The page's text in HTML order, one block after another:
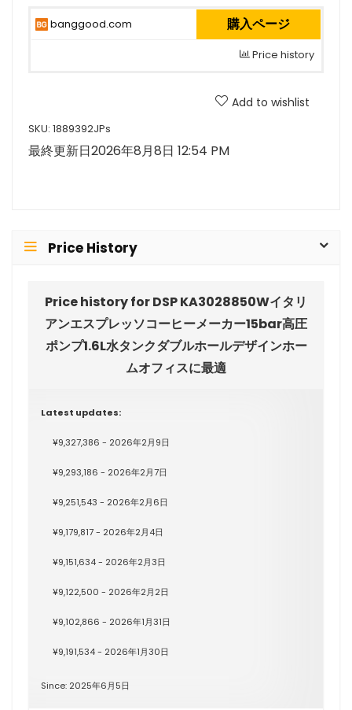
banggood.com 購入ページ
Price history
Add to wishlist
SKU: 1889392JPs
最終更新日2026年8月8日 12:54 PM
Price History
Price history for DSP KA3028850Wイタリ
アンエスプレッソコーヒーメーカー15bar高圧
ポンプ1.6L水タンクダブルホールデザインホー
ムオフィスに最適
Latest updates:
¥9,327,386 - 2026年2月9日
¥9,293,186 - 2026年2月7日
¥9,251,543 - 2026年2月6日
¥9,179,817 - 2026年2月4日
¥9,151,634 - 2026年2月3日
¥9,122,500 - 2026年2月2日
¥9,102,866 - 2026年1月31日
¥9,191,534 - 2026年1月30日
Since: 2025年6月5日